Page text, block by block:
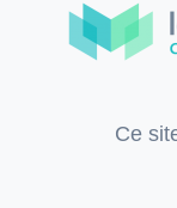
Ce